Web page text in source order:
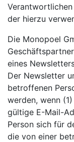
der hierzu
Die Monopoel
eines
Der Newsletter
betroffenen
werden, wenn
gültige E-Mail-
Person sich für
die von einer